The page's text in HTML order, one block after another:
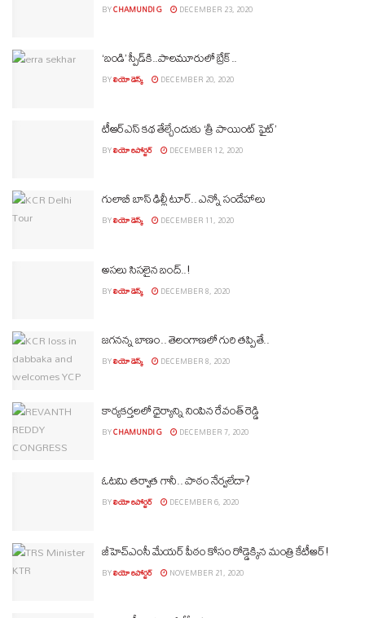
BYCHAMUNDI G DECEMBER 23, 2020
‘బండి’ స్పీడ్‌కి..పాలమూరులో బ్రేక్..
BYలియో డెస్క్ DECEMBER 20, 2020
టీఆర్ఎస్ కథ తేల్చేందుకు ‘త్రీ పాయింట్ ఫైట్’
BYలియో రిపోర్టర్ DECEMBER 12, 2020
గులాబీ బాస్ ఢిల్లీ టూర్‌.. ఎన్నో సందేహాలు
BYలియో డెస్క్ DECEMBER 11, 2020
అసలు సిసలైన బంద్..!
BYలియో డెస్క్ DECEMBER 8, 2020
జగనన్న బాణం.. తెలంగాణలో గురి తప్పితే..
BYలియో డెస్క్ DECEMBER 8, 2020
కార్యకర్తలలో ధైర్యాన్ని నింపిన రేవంత్ రెడ్డి
BYCHAMUNDI G DECEMBER 7, 2020
ఓటమి తర్వాత గానీ.. పాఠం నేర్వలేదా?
BYలియో రిపోర్టర్ DECEMBER 6, 2020
జీహెచ్ఎంసీ మేయ‌ర్ పీఠం కోసం రోడ్డెక్కిన‌ మంత్రి కేటీఆర్!
BYలియో రిపోర్టర్ NOVEMBER 21, 2020